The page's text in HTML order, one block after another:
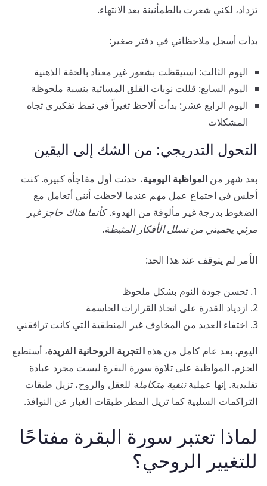
تزداد، لكني شعرت بالطمأنينة بعد الانتهاء.
بدأت أسجل ملاحظاتي في دفتر صغير:
اليوم الثالث: استيقظت بشعور غير معتاد بالخفة الذهنية
اليوم السابع: قللت نوبات القلق المسائية بنسبة ملحوظة
اليوم الرابع عشر: بدأت ألاحظ تغيراً في نمط تفكيري تجاه
المشكلات
التحول التدريجي: من الشك إلى اليقين
بعد شهر من المواظبة اليومية، حدثت أول مفاجأة كبيرة. كنت
أجلس في اجتماع عمل مهم عندما لاحظت أنني أتعامل مع
الضغوط بدرجة غير مألوفة من الهدوء.كأنما هناك حاجز غير
مرئي يحميني من تسلل الأفكار المثبطة.
الأمر لم يتوقف عند هذا الحد:
تحسن جودة النوم بشكل ملحوظ
ازدياد القدرة على اتخاذ القرارات الحاسمة
اختفاء العديد من المخاوف غير المنطقية التي كانت ترافقني
اليوم، بعد عام كامل من هذهالتجربة الروحانية الفريدة، أستطيع
الجزم. المواظبة على تلاوة سورة البقرة ليست مجرد عبادة
تقليدية. إنها عمليةتنقية متكاملة للعقل والروح، تزيل طبقات
التراكمات السلبية كما تزيل المطر طبقات الغبار عن النوافذ.
لماذا تعتبر سورة البقرة مفتاحًا
للتغيير الروحي؟